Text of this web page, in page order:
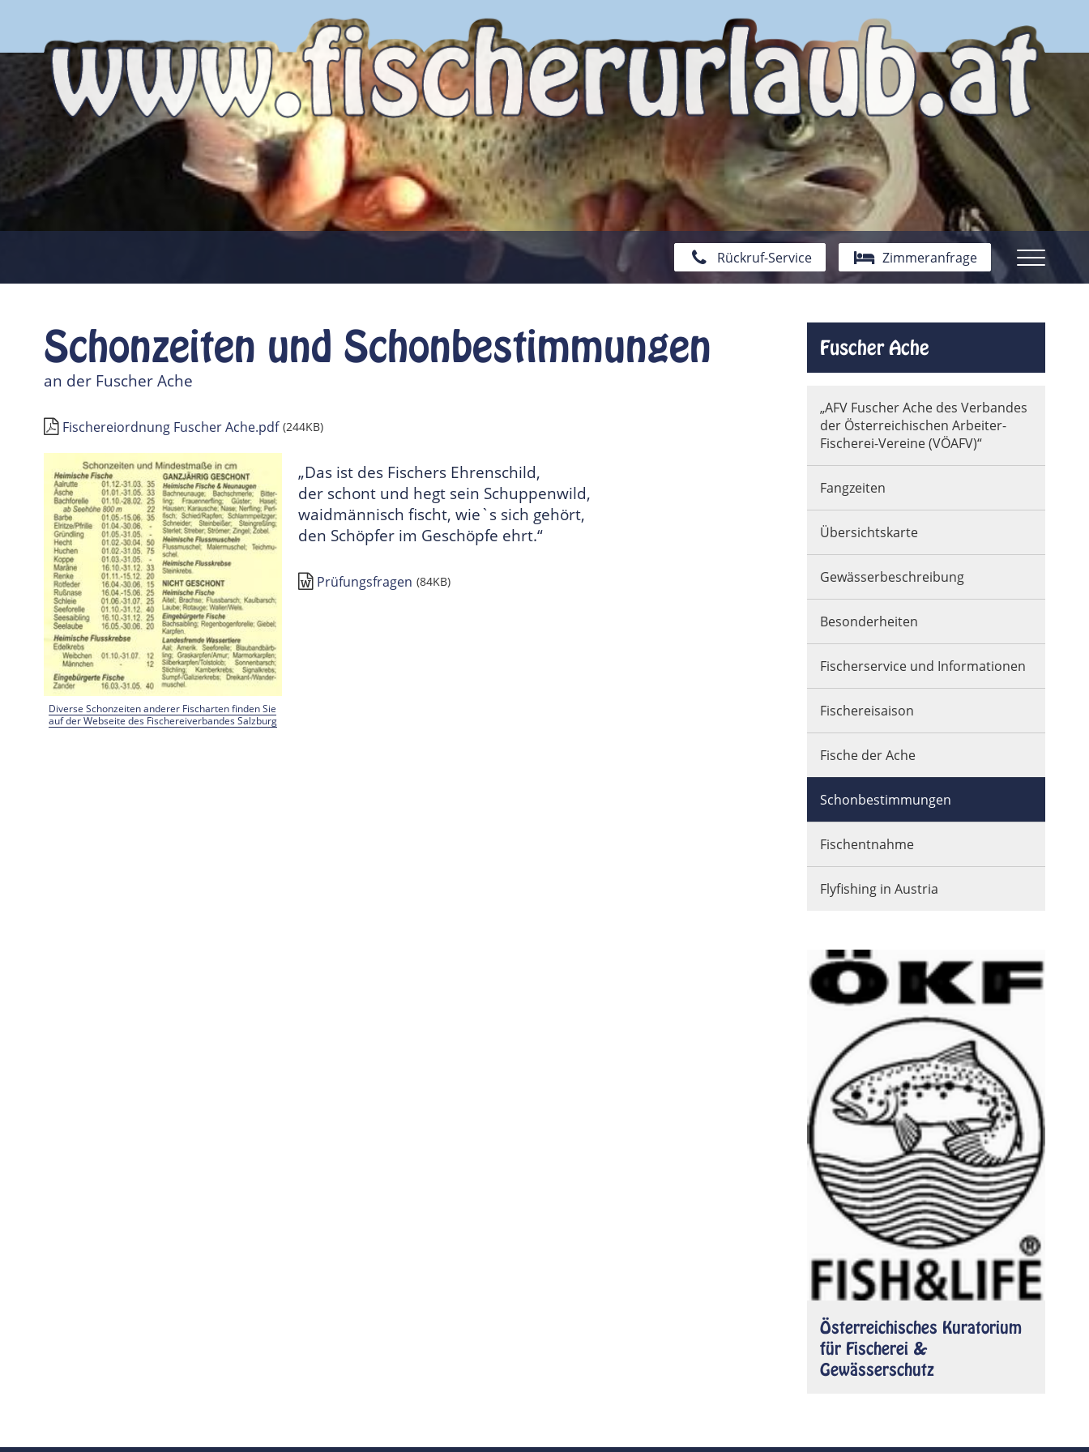
Rückruf-Service Zimmeranfrage
Schonzeiten und Schonbestimmungen
an der Fuscher Ache
Fischereiordnung Fuscher Ache.pdf (244KB)
Diverse Schonzeiten anderer Fischarten finden Sie
auf der Webseite des Fischereiverbandes Salzburg
„Das ist des Fischers Ehrenschild,
der schont und hegt sein Schuppenwild,
waidmännisch fischt, wie`s sich gehört,
den Schöpfer im Geschöpfe ehrt.“
Prüfungsfragen (84KB)
Fuscher Ache
„AFV Fuscher Ache des Verbandes
der Österreichischen Arbeiter-
Fischerei-Vereine (VÖAFV)“
Fangzeiten
Übersichtskarte
Gewässerbeschreibung
Besonderheiten
Fischerservice und Informationen
Fischereisaison
Fische der Ache
Schonbestimmungen
Fischentnahme
Flyfishing in Austria
Österreichisches Kuratorium
für Fischerei &
Gewässerschutz